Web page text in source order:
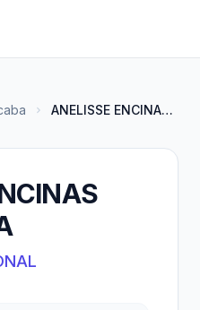
ANELISSE ENCINAS ECHEVARRIA